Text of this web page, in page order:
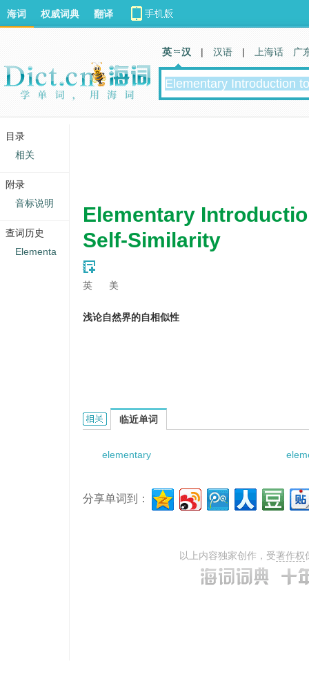
Elementary
Self-Similarity
英 美
浅论自然界的自相似性
Elementary Introduction to Natural Self-
临近单词
elementary
分享单词到：
以上内容独家创作，受著作权
海词 权威词典 翻译
英 汉 | 汉语 | 上海话 广
目录
相关
附录
音标说明
查词历史
Elementa